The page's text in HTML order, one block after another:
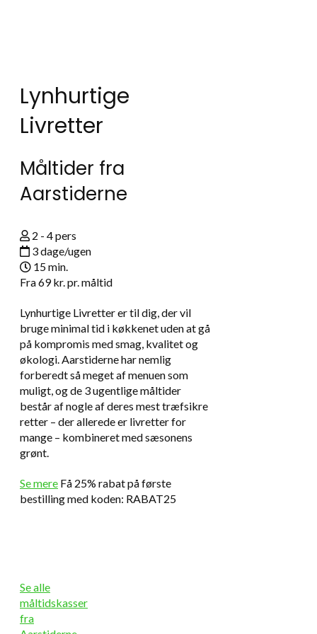
Lynhurtige
Livretter
Måltider fra
Aarstiderne
2 - 4 pers
3 dage/ugen
15 min.
Fra69 kr.pr. måltid
Lynhurtige Livretter er til dig, der vil
bruge minimal tid i køkkenet uden at gå
på kompromis med smag, kvalitet og
økologi. Aarstiderne har nemlig
forberedt så meget af menuen som
muligt, og de 3 ugentlige måltider
består af nogle af deres mest træfsikre
retter – der allerede er livretter for
mange – kombineret med sæsonens
grønt.
Se mere Få 25% rabat på første
bestilling med koden: RABAT25
Se alle
måltidskasser
fra